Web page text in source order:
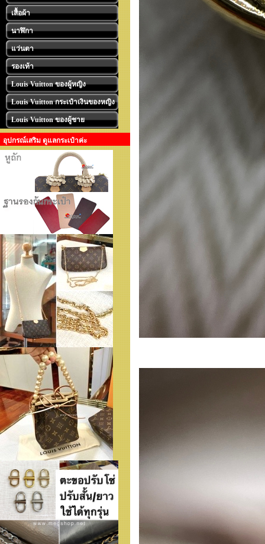
เสื้อผ้า
นาฬิกา
แว่นตา
รองเท้า
Louis Vuitton ของผู้หญิง
Louis Vuitton กระเป๋าเงินของหญิง
Louis Vuitton ของผู้ชาย
อุปกรณ์เสริม ดูแลกระเป๋าค่ะ